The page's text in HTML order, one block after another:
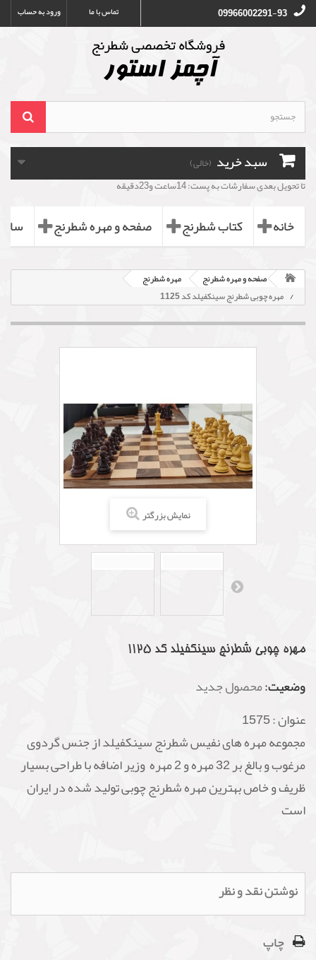
ورود به حساب تماس با ما 09966002291-93
سبد خرید (خالی)
تا تحویل بعدی سفارشات به پست: 14ساعت و23دقیقه
خانه کتاب شطرنج صفحه و مهره شطرنج
صفحه و مهره شطرنج
مهره شطرنج
مهره چوبی شطرنج سینکفیلد کد 1125
نمایش بزرگتر
مهره چوبی شطرنج سینکفیلد کد 1125
وضعیت:محصول جدید
عنوان :1575
مجموعه مهره های نفیس شطرنج سینکفیلد از جنس گردوی
مرغوب و بالغ بر 32 مهره و 2 مهره وزیر اضافه با طراحی بسیار
ظریف و خاص بهترین مهره شطرنج چوبی تولید شده در ایران
است
نوشتن نقد و نظر
چاپ